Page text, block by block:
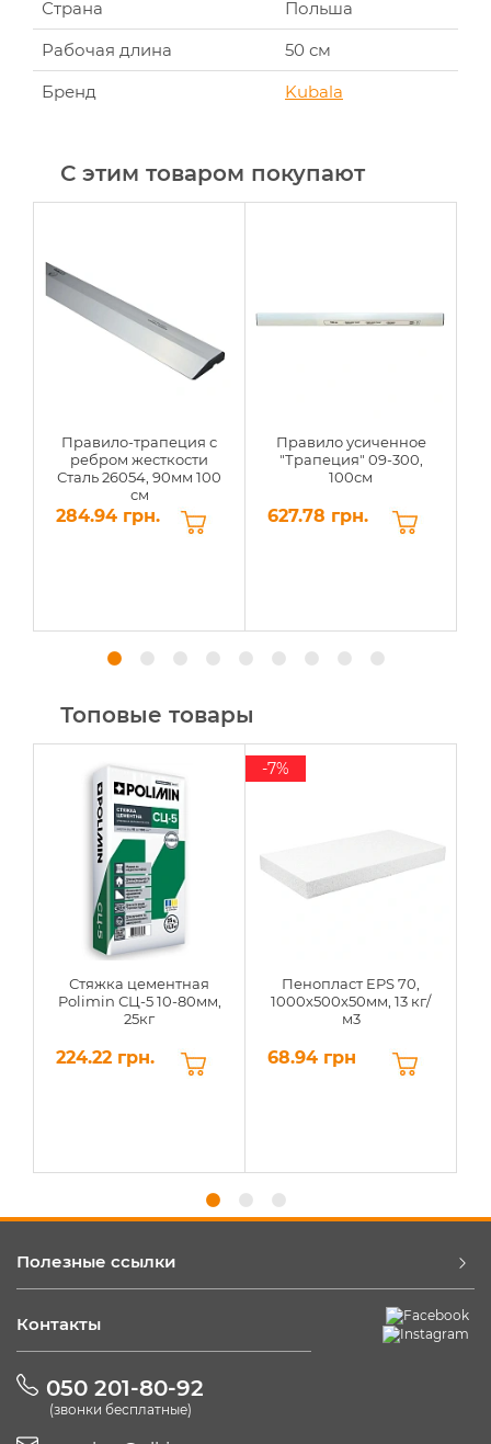
Страна
Польша
Рабочая длина
50 см
Бренд
Kubala
С этим товаром покупают
Правило-трапеция с
ребром жесткости
Сталь 26054, 90мм 100
см
284.94 грн.
Правило усиченное
"Трапеция" 09-300,
100см
627.78 грн.
Топовые товары
Стяжка цементная
Polimin СЦ-5 10-80мм,
25кг
224.22 грн.
Пенопласт EPS 70,
1000х500х50мм, 13 кг/
м3
68.94 грн
-7%
Полезные ссылки
Контакты
050 201-80-92
(звонки бесплатные)